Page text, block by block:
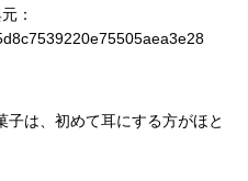
：
は、初めて耳にする方がほと